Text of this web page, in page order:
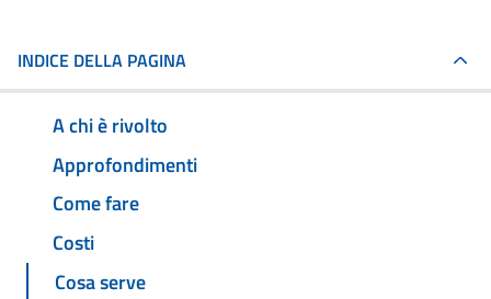
INDICE DELLA PAGINA
A chi è rivolto
Approfondimenti
Come fare
Costi
Cosa serve